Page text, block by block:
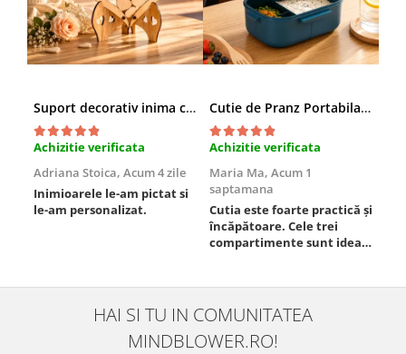
Suport decorativ inima cu mesaje, Cadou cu suflet
Achizitie verificata
Adriana Stoica, Acum 4 zile
Inimioarele le-am pictat si
le-am personalizat.
Cutie de Pranz Portabila cu Compartimente
Achizitie verificata
Maria Ma, Acum 1
saptamana
Cutia este foarte practică și
încăpătoare. Cele trei
compartimente sunt ideale
este sigură, fără scurgeri. O
folosesc aproape zilnic la
serviciu și sunt foarte
mulțumită.
HAI SI TU IN COMUNITATEA
MINDBLOWER.RO!